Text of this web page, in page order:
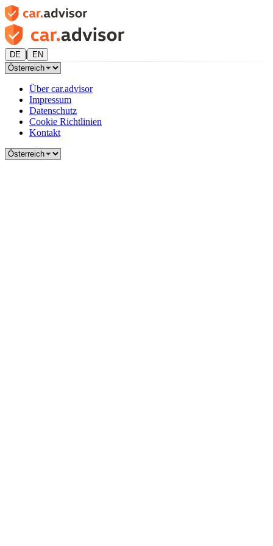
DE | EN
Über car.advisor
Impressum
Datenschutz
Cookie Richtlinien
Kontakt